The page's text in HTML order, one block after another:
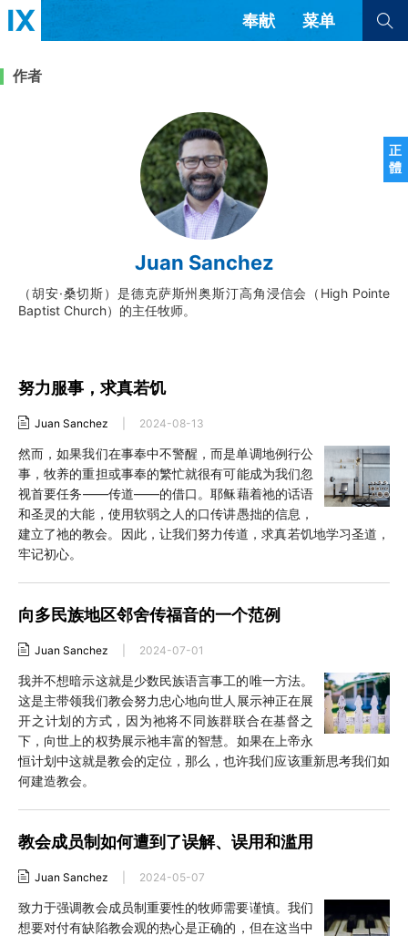
正
體
奉献 菜单
书评 访谈
解经式讲道与神学
福音传讲与宣教 成员制与教会纪律
查看全部
查看全部
隐私条款
正體中文
西班牙语
葡萄牙语
俄语
乌兹别克语
达里语
韩语
土耳其语
作者
Juan Sanchez
（胡安·桑切斯）是德克萨斯州奥斯汀高角浸信会（High Pointe
Baptist Church）的主任牧师。
努力服事，求真若饥
Juan Sanchez 2024-08-13
然而，如果我们在事奉中不警醒，而是单调地例行公
事，牧养的重担或事奉的繁忙就很有可能成为我们忽
视首要任务——传道——的借口。耶稣藉着祂的话语
和圣灵的大能，使用软弱之人的口传讲愚拙的信息，
建立了祂的教会。因此，让我们努力传道，求真若饥地学习圣道，
牢记初心。
向多民族地区邻舍传福音的一个范例
Juan Sanchez 2024-07-01
我并不想暗示这就是少数民族语言事工的唯一方法。
这是主带领我们教会努力忠心地向世人展示神正在展
开之计划的方式，因为祂将不同族群联合在基督之
下，向世上的权势展示祂丰富的智慧。如果在上帝永
恒计划中这就是教会的定位，那么，也许我们应该重新思考我们如
何建造教会。
教会成员制如何遭到了误解、误用和滥用
Juan Sanchez 2024-05-07
致力于强调教会成员制重要性的牧师需要谨慎。我们
想要对付有缺陷教会观的热心是正确的，但在这当中